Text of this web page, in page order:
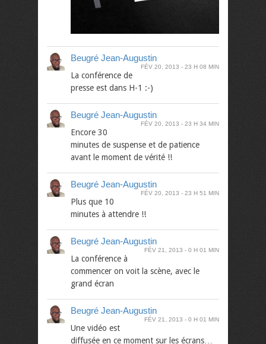
Beugré Jean-Augustin
FÉV 20, 2013 23 H 08 MIN
La conférence de
presse est dans H-1 :-)
Beugré Jean-Augustin
FÉV 20, 2013 23 H 34 MIN
Encore 30
minutes de suspense et de patience
avant le moment de vérité !!
Beugré Jean-Augustin
FÉV 20, 2013 23 H 51 MIN
Plus que 10
minutes à attendre !!
Beugré Jean-Augustin
FÉV 21, 2013 0 H 01 MIN
La conférence à
commencer on voit la scène, avec le
grand écran
Beugré Jean-Augustin
FÉV 21, 2013 0 H 01 MIN
Une vidéo est
diffusée en ce moment sur les écrans…